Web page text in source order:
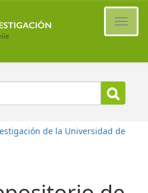
de la Universidad de